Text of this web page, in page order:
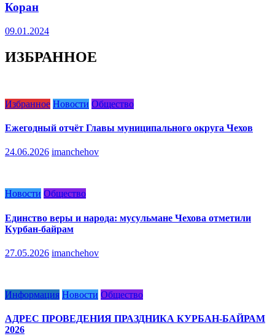
Коран
09.01.2024
ИЗБРАННОЕ
Избранное Новости Общество
Ежегодный отчёт Главы муниципального округа Чехов
24.06.2026 imanchehov
Новости Общество
Единство веры и народа: мусульмане Чехова отметили
Курбан-байрам
27.05.2026 imanchehov
Информация Новости Общество
АДРЕС ПРОВЕДЕНИЯ ПРАЗДНИКА КУРБАН-БАЙРАМ
2026